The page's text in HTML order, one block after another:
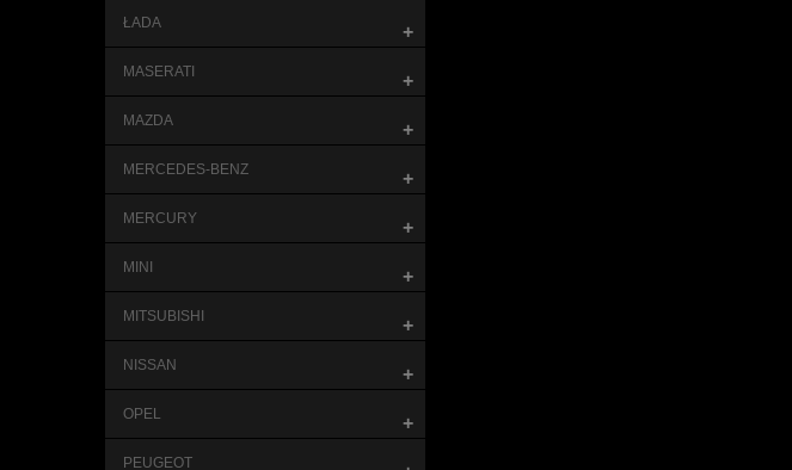
ŁADA +
MASERATI +
MAZDA +
MERCEDES-BENZ +
MERCURY +
MINI +
MITSUBISHI +
NISSAN +
OPEL +
PEUGEOT